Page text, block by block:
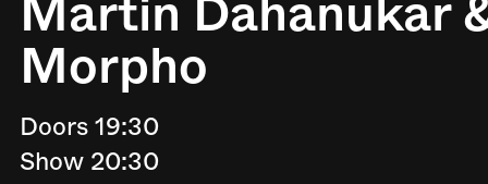
Morpho
Doors 19:30
Show 20:30